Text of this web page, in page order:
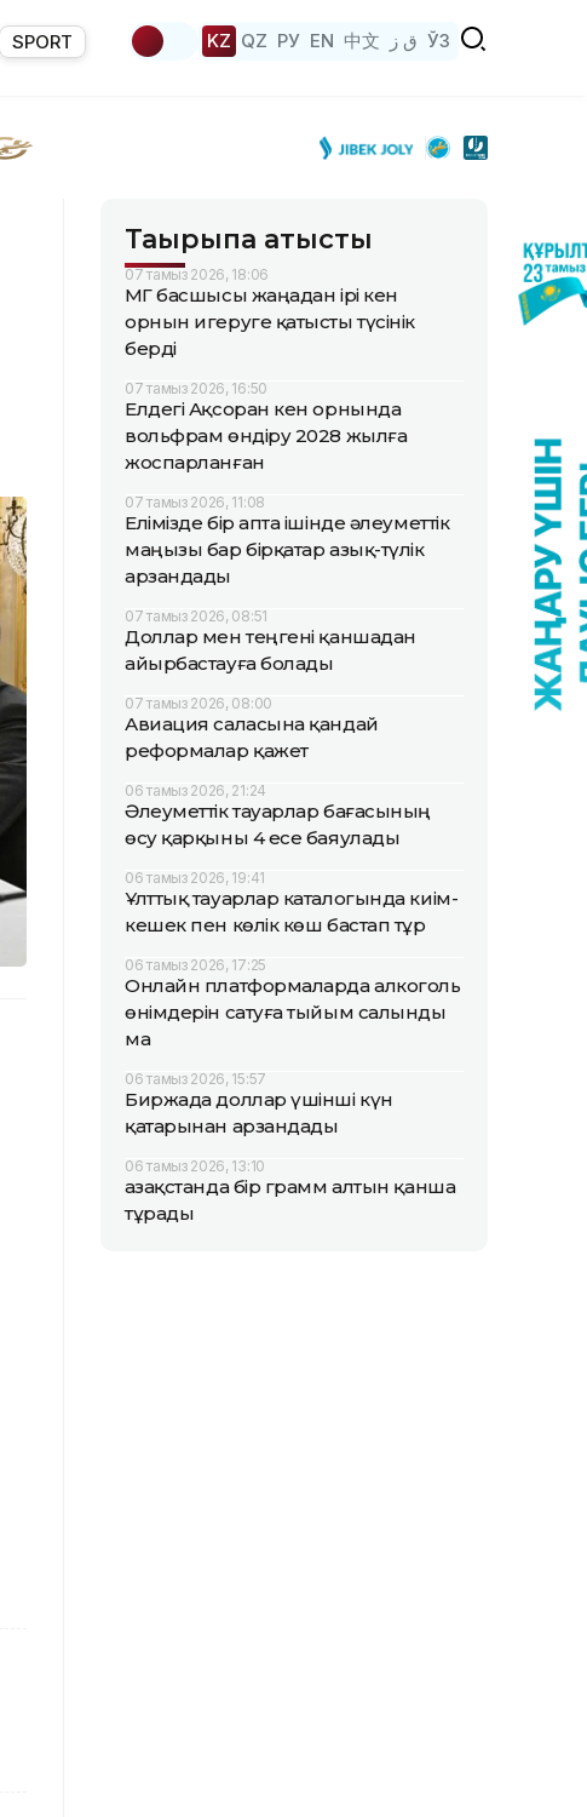
SPORT KZ QZ РУ EN 中文 ق ز ЎЗ
Тақырыпқа қатысты
07 тамыз 2026, 18:06
ҚМГ басшысы жаңадан ірі кен
орнын игеруге қатысты түсінік
берді
07 тамыз 2026, 16:50
Елдегі Ақсоран кен орнында
вольфрам өндіру 2028 жылға
жоспарланған
07 тамыз 2026, 11:08
Елімізде бір апта ішінде әлеуметтік
маңызы бар бірқатар азық-түлік
арзандады
07 тамыз 2026, 08:51
Доллар мен теңгені қаншадан
айырбастауға болады
07 тамыз 2026, 08:00
Авиация саласына қандай
реформалар қажет
06 тамыз 2026, 21:24
Әлеуметтік тауарлар бағасының
өсу қарқыны 4 есе баяулады
06 тамыз 2026, 19:41
Ұлттық тауарлар каталогында киім-
кешек пен көлік көш бастап тұр
06 тамыз 2026, 17:25
Онлайн платформаларда алкоголь
өнімдерін сатуға тыйым салынды
ма
06 тамыз 2026, 15:57
Биржада доллар үшінші күн
қатарынан арзандады
06 тамыз 2026, 13:10
Қазақстанда бір грамм алтын қанша
тұрады